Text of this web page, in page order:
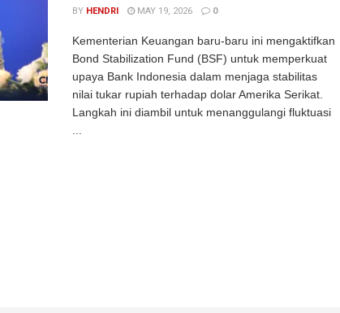
BY HENDRI MAY 19, 2026 0
Kementerian Keuangan baru-baru ini mengaktifkan
Bond Stabilization Fund (BSF) untuk memperkuat
upaya Bank Indonesia dalam menjaga stabilitas
nilai tukar rupiah terhadap dolar Amerika Serikat.
Langkah ini diambil untuk menanggulangi fluktuasi